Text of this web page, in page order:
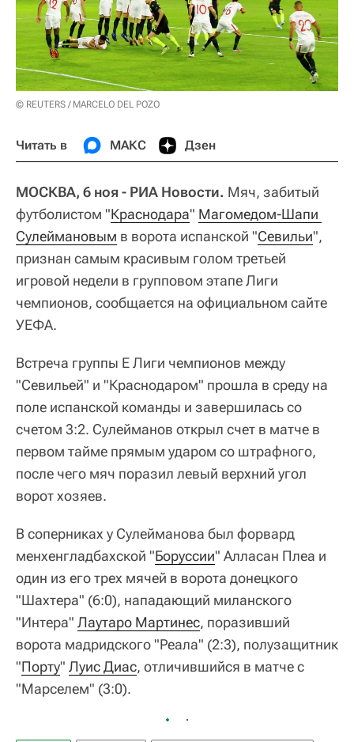
© REUTERS / MARCELO DEL POZO
Читать в МАКС Дзен
МОСКВА, 6 ноя - РИА Новости. Мяч, забитый
футболистом "Краснодара" Магомедом-Шапи
Сулеймановым в ворота испанской "Севильи",
признан самым красивым голом третьей
игровой недели в групповом этапе Лиги
чемпионов, сообщается на официальном сайте
УЕФА.
Встреча группы E Лиги чемпионов между
"Севильей" и "Краснодаром" прошла в среду на
поле испанской команды и завершилась со
счетом 3:2. Сулейманов открыл счет в матче в
первом тайме прямым ударом со штрафного,
после чего мяч поразил левый верхний угол
ворот хозяев.
В соперниках у Сулейманова был форвард
менхенгладбахской "Боруссии" Алласан Плеа и
один из его трех мячей в ворота донецкого
"Шахтера" (6:0), нападающий миланского
"Интера" Лаутаро Мартинес, поразивший
ворота мадридского "Реала" (2:3), полузащитник
"Порту" Луис Диас, отличившийся в матче с
"Марселем" (3:0).